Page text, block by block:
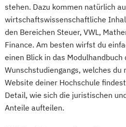
stehen. Dazu kommen natürlich
wirtschaftswissenschaftliche
den Bereichen Steuer, VWL,
Finance. Am besten wirfst du
einen Blick in das Modulhandbuch
Wunschstudiengangs, welches du
Website deiner Hochschule
Detail, wie sich die juristischen
Anteile aufteilen.